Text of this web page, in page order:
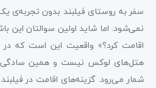
سفر به روستای فیلبند بدون تجربه‌ی
نمی‌شود. اما شاید اولین سوالتان این
اقامت کرد؟» واقعیت این است که در
هتل‌های لوکس نیست و همین سادگی
شمار می‌رود. گزینه‌های اقامت در